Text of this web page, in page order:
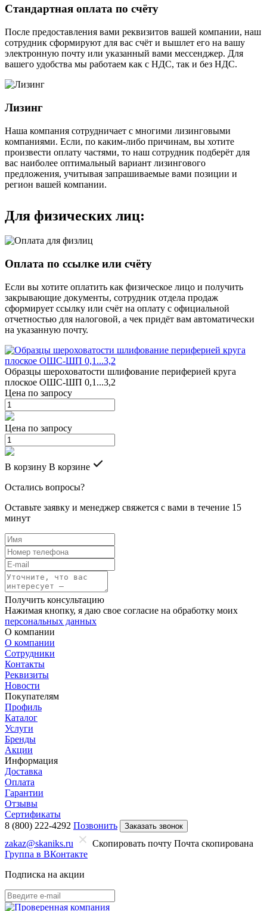
Стандартная оплата по счёту
После предоставления вами реквизитов вашей компании, наш
сотрудник сформируют для вас счёт и вышлет его на вашу
электронную почту или указанный вами мессенджер. Для
вашего удобства мы работаем как с НДС, так и без НДС.
Лизинг
Наша компания сотрудничает с многими лизинговыми
компаниями. Если, по каким-либо причинам, вы хотите
произвести оплату частями, то наш сотрудник подберёт для
вас наиболее оптимальный вариант лизингового
предложения, учитывая запрашиваемые вами позиции и
регион вашей компании.
Для физических лиц:
Оплата по ссылке или счёту
Если вы хотите оплатить как физическое лицо и получить
закрывающие документы, сотрудник отдела продаж
сформирует ссылку или счёт на оплату с официальной
отчетностью для налоговой, а чек придёт вам автоматически
на указанную почту.
Образцы шероховатости шлифование периферией круга
плоское ОШС-ШП 0,1...3,2
Цена по запросу
Цена по запросу
В корзину В корзине
Остались вопросы?
Оставьте заявку и менеджер свяжется с вами в течение 15
минут
Получить консультацию
Нажимая кнопку, я даю свое согласие на обработку моих
персональных данных
О компании
О компании
Сотрудники
Контакты
Реквизиты
Новости
Покупателям
Профиль
Каталог
Услуги
Бренды
Акции
Информация
Доставка
Оплата
Гарантии
Отзывы
Сертификаты
8 (800) 222-4292 Позвонить Заказать звонок
zakaz@skaniks.ru Скопировать почту Почта скопирована
Группа в ВКонтакте
Подписка на акции